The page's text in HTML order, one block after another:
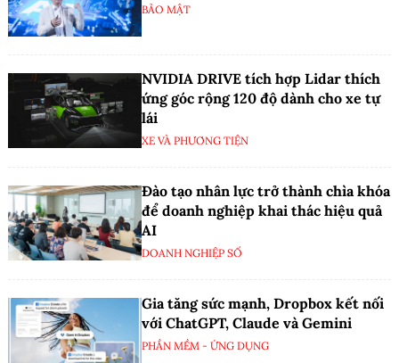
BẢO MẬT
NVIDIA DRIVE tích hợp Lidar thích
ứng góc rộng 120 độ dành cho xe tự
lái
XE VÀ PHƯƠNG TIỆN
Đào tạo nhân lực trở thành chìa khóa
để doanh nghiệp khai thác hiệu quả
AI
DOANH NGHIỆP SỐ
Gia tăng sức mạnh, Dropbox kết nối
với ChatGPT, Claude và Gemini
PHẦN MỀM - ỨNG DỤNG